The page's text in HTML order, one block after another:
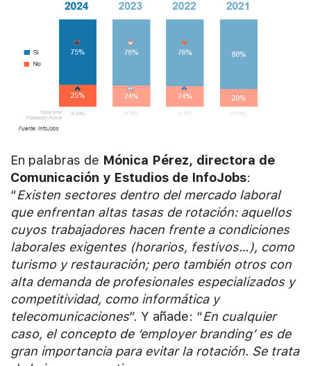
En palabras de Mónica Pérez, directora de
Comunicación y Estudios de InfoJobs:
“Existen sectores dentro del mercado laboral
que enfrentan altas tasas de rotación: aquellos
cuyos trabajadores hacen frente a condiciones
laborales exigentes (horarios, festivos…), como
turismo y restauración; pero también otros con
alta demanda de profesionales especializados y
competitividad, como informática y
telecomunicaciones”. Y añade: “En cualquier
caso, el concepto de ‘employer branding’ es de
gran importancia para evitar la rotación. Se trata